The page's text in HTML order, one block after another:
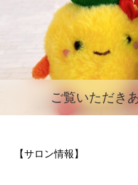
ご覧いただき
【サロン情報】